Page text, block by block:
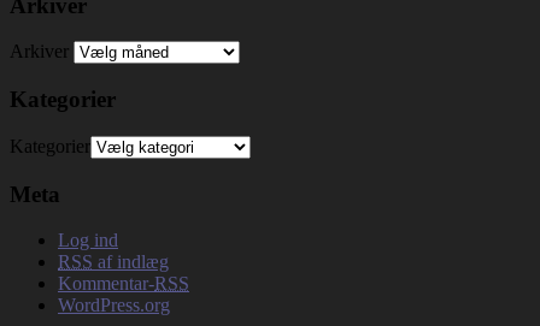
Arkiver
Arkiver
Kategorier
Kategorier
Meta
Log ind
RSS af indlæg
Kommentar-RSS
WordPress.org